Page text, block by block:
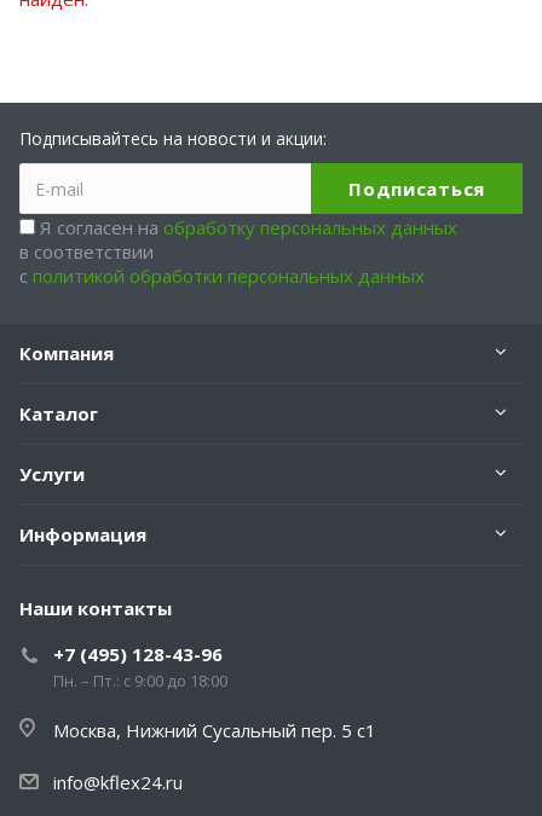
Подписывайтесь на новости и акции:
Я согласен на обработку персональных данных
в соответствии
с политикой обработки персональных данных
Компания
Каталог
Услуги
Информация
Наши контакты
+7 (495) 128-43-96
Пн. – Пт.: с 9:00 до 18:00
Москва, Нижний Сусальный пер. 5 с1
info@kflex24.ru